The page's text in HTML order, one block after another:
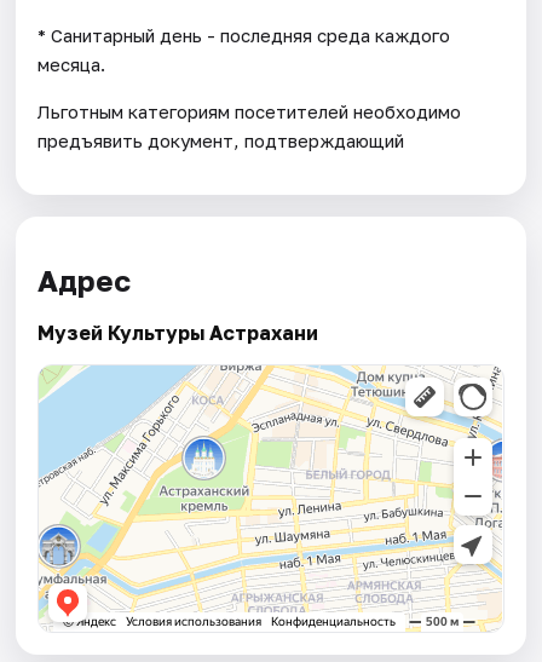
* Санитарный день - последняя среда каждого
месяца.
Льготным категориям посетителей необходимо
предъявить документ, подтверждающий
Адрес
Музей Культуры Астрахани